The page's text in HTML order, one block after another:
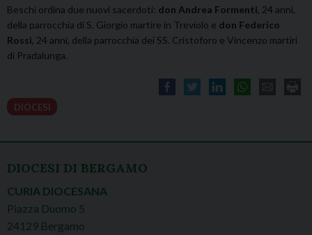
Beschi ordina due nuovi sacerdoti: don Andrea Formenti , 24 anni,
della parrocchia di S. Giorgio martire in Treviolo e don Federico
Rossi , 24 anni, della parrocchia dei SS. Cristoforo e Vincenzo martiri
di Pradalunga.
DIOCESI
DIOCESI DI BERGAMO
CURIA DIOCESANA
Piazza Duomo 5
24129 Bergamo